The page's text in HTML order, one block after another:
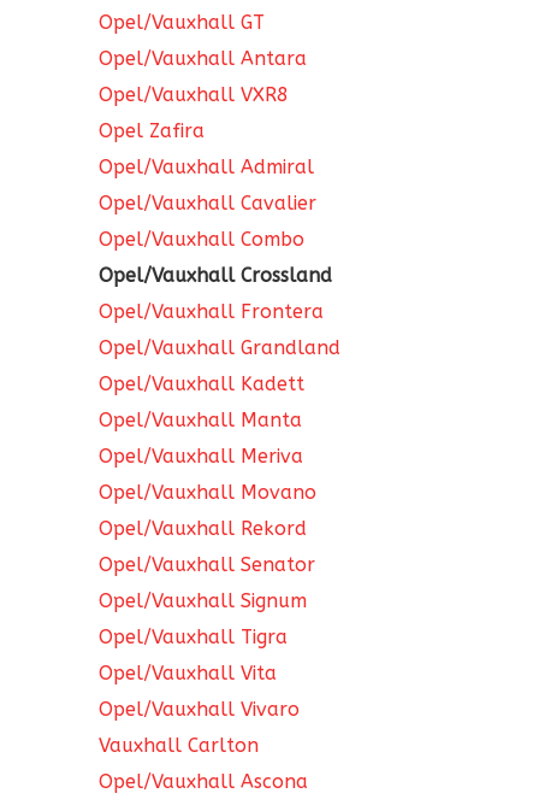
Opel/Vauxhall GT
Opel/Vauxhall Antara
Opel/Vauxhall VXR8
Opel Zafira
Opel/Vauxhall Admiral
Opel/Vauxhall Cavalier
Opel/Vauxhall Combo
Opel/Vauxhall Crossland
Opel/Vauxhall Frontera
Opel/Vauxhall Grandland
Opel/Vauxhall Kadett
Opel/Vauxhall Manta
Opel/Vauxhall Meriva
Opel/Vauxhall Movano
Opel/Vauxhall Rekord
Opel/Vauxhall Senator
Opel/Vauxhall Signum
Opel/Vauxhall Tigra
Opel/Vauxhall Vita
Opel/Vauxhall Vivaro
Vauxhall Carlton
Opel/Vauxhall Ascona